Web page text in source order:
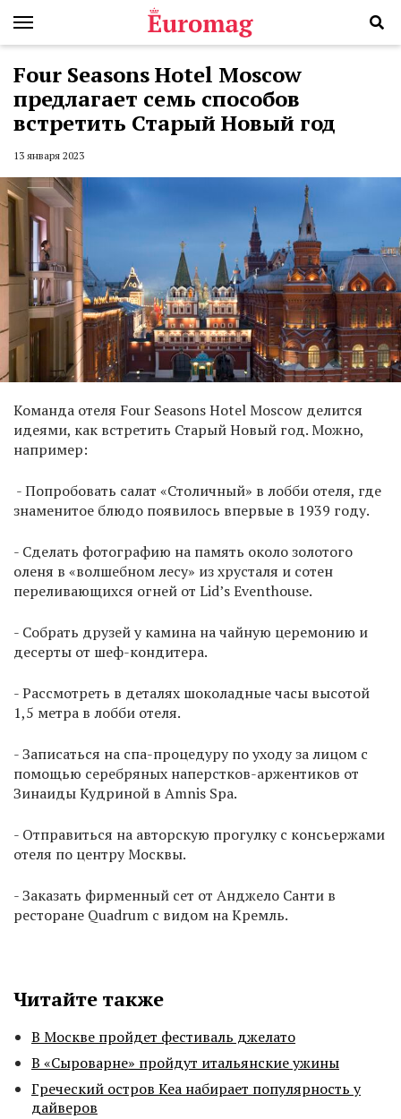
Four Seasons Hotel Moscow
предлагает семь способов
встретить Старый Новый год
13 января 2023
Команда отеля Four Seasons Hotel Moscow делится
идеями, как встретить Старый Новый год. Можно,
например:
- Попробовать салат «Столичный» в лобби отеля, где
знаменитое блюдо появилось впервые в 1939 году.
- Сделать фотографию на память около золотого
оленя в «волшебном лесу» из хрусталя и сотен
переливающихся огней от Lid’s Eventhouse.
- Собрать друзей у камина на чайную церемонию и
десерты от шеф-кондитера.
- Рассмотреть в деталях шоколадные часы высотой
1,5 метра в лобби отеля.
- Записаться на спа-процедуру по уходу за лицом с
помощью серебряных наперстков-аржентиков от
Зинаиды Кудриной в Amnis Spa.
- Отправиться на авторскую прогулку с консьержами
отеля по центру Москвы.
- Заказать фирменный сет от Анджело Санти в
ресторане Quadrum с видом на Кремль.
Читайте также
В Москве пройдет фестиваль джелато
В «Сыроварне» пройдут итальянские ужины
Греческий остров Кеа набирает популярность у
дайверов